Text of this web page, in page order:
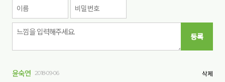
등록
윤숙연 2018-09-06 삭제